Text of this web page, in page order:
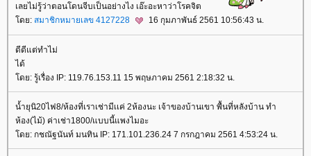
เลยไม่รู้ว่าตอนโดนจีบเป็นอย่างไง เอ๊ะอะหาว่าโรคจิต
ดย: สมาชิกหมายเลข 4127228 16 กุมภาพันธ์ 2561 10:56:43 น.
ดีดีแต่ทำไม่
ได้
ดย: รู้เรื่อง IP: 119.76.153.11 15 พฤษภาคม 2561 2:18:32 น.
น้ำยุนิ20ไฟ8/ห้องที่เราเช่ามีเเค่ 2ห้องนะ เจ้าของบ้านเขา พื้นที่หลังบ้าน ทำ
ห้อง(ไม้) ค่าเช่า1800/แบบนี้แพงไมอะ
ดย: กชณัฐนันท์ มนทิน IP: 171.101.236.24 7 กรกฎาคม 2561 4:53:24 น.